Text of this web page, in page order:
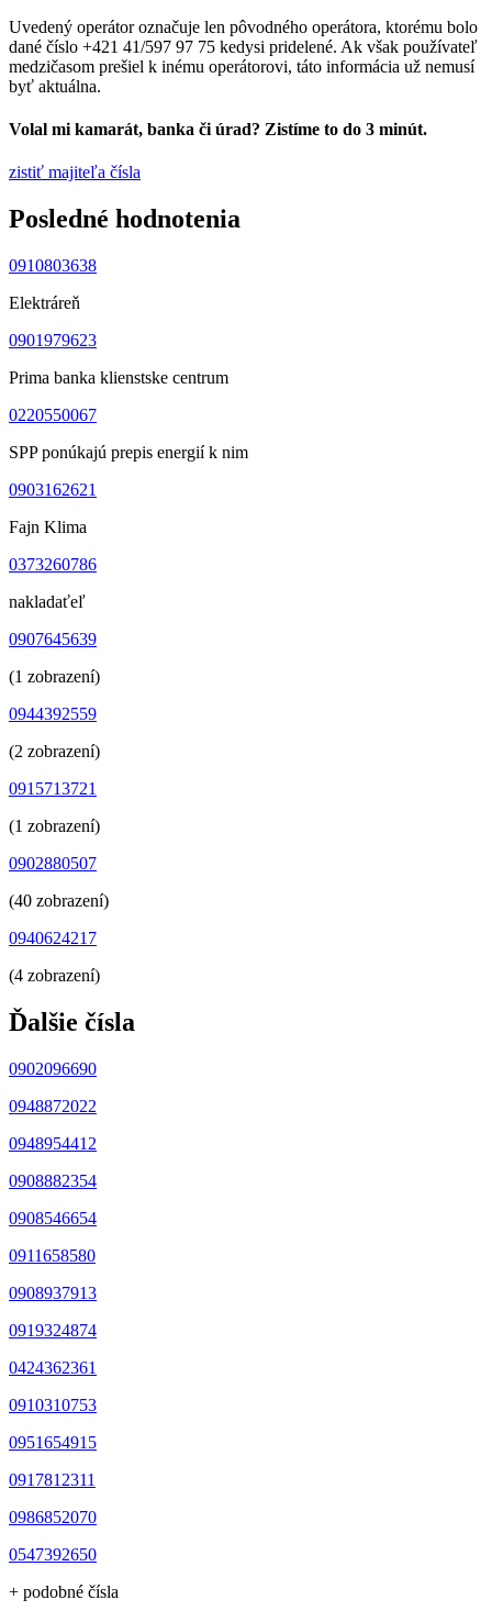
Uvedený operátor označuje len pôvodného operátora, ktorému bolo
dané číslo +421 41/597 97 75 kedysi pridelené. Ak však používateľ
medzičasom prešiel k inému operátorovi, táto informácia už nemusí
byť aktuálna.
Volal mi kamarát, banka či úrad? Zistíme to do 3 minút.
zistiť majiteľa čísla
Posledné hodnotenia
0910803638
Elektráreň
0901979623
Prima banka klienstske centrum
0220550067
SPP ponúkajú prepis energií k nim
0903162621
Fajn Klima
0373260786
nakladaťeľ
0907645639
(1 zobrazení)
0944392559
(2 zobrazení)
0915713721
(1 zobrazení)
0902880507
(40 zobrazení)
0940624217
(4 zobrazení)
Ďalšie čísla
0902096690
0948872022
0948954412
0908882354
0908546654
0911658580
0908937913
0919324874
0424362361
0910310753
0951654915
0917812311
0986852070
0547392650
+ podobné čísla